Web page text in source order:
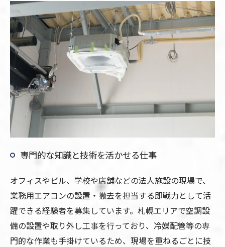
専門的な知識と技術を活かせる仕事
オフィスやビル、学校や店舗などの法人施設の現場で、
業務用エアコンの設置・撤去を担当する即戦力として活
躍できる経験者を募集しています。札幌エリアで空調設
備の設置や取り外し工事を行っており、冷媒配管等の専
門的な作業も手掛けているため、現場を重ねるごとに技